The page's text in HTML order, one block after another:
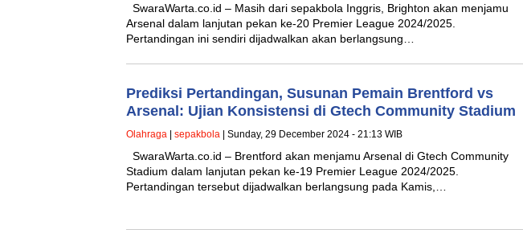
SwaraWarta.co.id – Masih dari sepakbola Inggris, Brighton akan menjamu
Arsenal dalam lanjutan pekan ke-20 Premier League 2024/2025.
Pertandingan ini sendiri dijadwalkan akan berlangsung…
Prediksi Pertandingan, Susunan Pemain Brentford vs
Arsenal: Ujian Konsistensi di Gtech Community Stadium
Olahraga sepakbola | Sunday, 29 December 2024 - 21:13 WIB
SwaraWarta.co.id – Brentford akan menjamu Arsenal di Gtech Community
Stadium dalam lanjutan pekan ke-19 Premier League 2024/2025.
Pertandingan tersebut dijadwalkan berlangsung pada Kamis,…